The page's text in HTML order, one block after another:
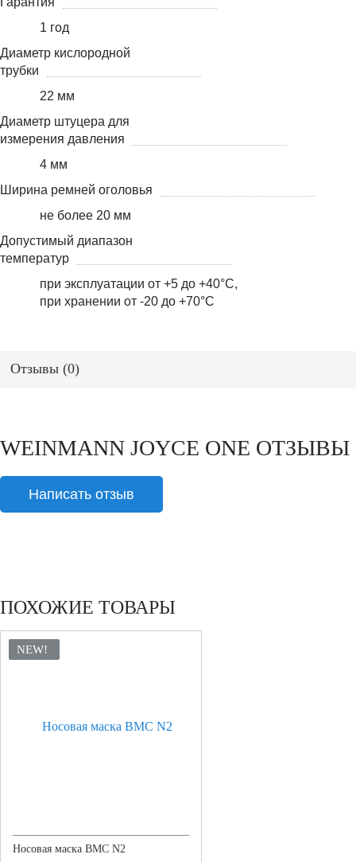
1 год
Диаметр кислородной
трубки
22 мм
Диаметр штуцера для
измерения давления
4 мм
Ширина ремней оголовья
не более 20 мм
Допустимый диапазон
температур
при эксплуатации от +5 до +40°С,
при хранении от -20 до +70°С
Отзывы (0)
WEINMANN JOYCE ONE ОТЗЫВЫ
ПОХОЖИЕ ТОВАРЫ
NEW!
Носовая маска BMC N2